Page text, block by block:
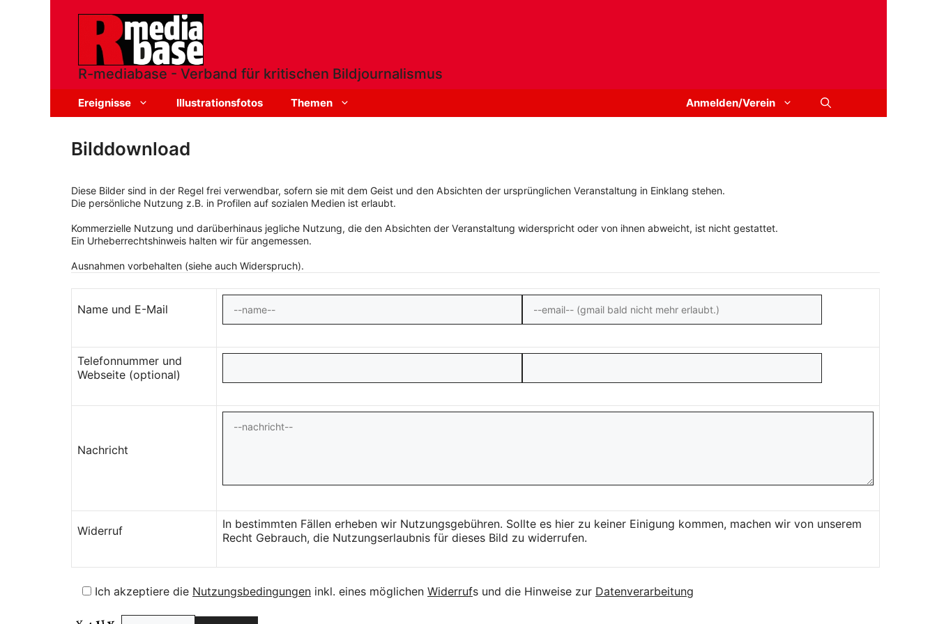
R-mediabase - Verband für kritischen Bildjournalismus
Ereignisse Illustrationsfotos Themen Anmelden/Verein
Bilddownload
Diese Bilder sind in der Regel frei verwendbar, sofern sie mit dem Geist und den Absichten der ursprünglichen Veranstaltung in Einklang stehen.
Die persönliche Nutzung z.B. in Profilen auf sozialen Medien ist erlaubt.
Kommerzielle Nutzung und darüberhinaus jegliche Nutzung, die den Absichten der Veranstaltung widerspricht oder von ihnen abweicht, ist nicht gestattet.
Ein Urheberrechtshinweis halten wir für angemessen.
Ausnahmen vorbehalten (siehe auch Widerspruch).
Name und E-Mail
Telefonnummer und
Webseite (optional)
Nachricht
Widerruf
In bestimmten Fällen erheben wir Nutzungsgebühren. Sollte es hier zu keiner Einigung kommen, machen wir von unserem
Recht Gebrauch, die Nutzungserlaubnis für dieses Bild zu widerrufen.
Ich akzeptiere die Nutzungsbedingungen inkl. eines möglichen Widerrufs und die Hinweise zur Datenverarbeitung